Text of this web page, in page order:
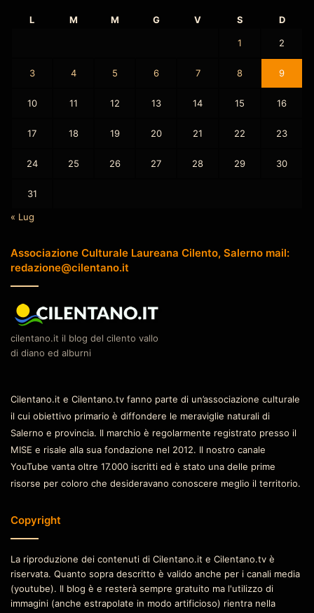
L M M G V S D
1 2
3 4 5 6 7 8 9
10 11 12 13 14 15 16
17 18 19 20 21 22 23
24 25 26 27 28 29 30
31
« Lug
Associazione Culturale Laureana Cilento, Salerno mail:
redazione@cilentano.it
cilentano.it il blog del cilento vallo
di diano ed alburni
Cilentano.it e Cilentano.tv fanno parte di un’associazione culturale
il cui obiettivo primario è diffondere le meraviglie naturali di
Salerno e provincia. Il marchio è regolarmente registrato presso il
MISE e risale alla sua fondazione nel 2012. Il nostro canale
YouTube vanta oltre 17.000 iscritti ed è stato una delle prime
risorse per coloro che desideravano conoscere meglio il territorio.
Copyright
La riproduzione dei contenuti di Cilentano.it e Cilentano.tv è
riservata. Quanto sopra descritto è valido anche per i canali media
(youtube). Il blog è e resterà sempre gratuito ma l'utilizzo di
immagini (anche estrapolate in modo artificioso) rientra nella